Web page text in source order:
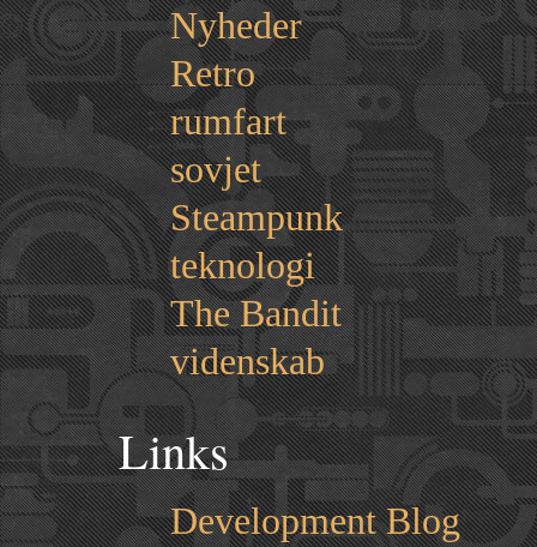
Nyheder
Retro
rumfart
sovjet
Steampunk
teknologi
The Bandit
videnskab
Links
Development Blog